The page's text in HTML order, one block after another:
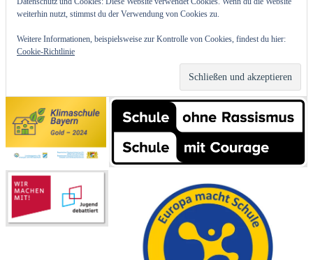
weiterhin nutzt, stimmst du der Verwendung von Cookies zu.
Weitere Informationen, beispielsweise zur Kontrolle von Cookies, findest du hier:
Cookie-Richtlinie